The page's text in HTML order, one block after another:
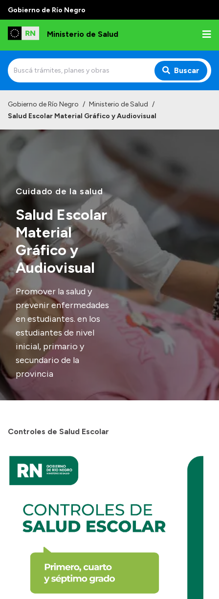
Gobierno de Río Negro
Ministerio de Salud
Buscar
Normativa y Funciones
Consejos locales
Transparencia
Presupuesto
Boletín Oficial
Compras y licitaciones
Consulta de expedientes
Consulta de pago a proveedores
Convocatorias
Intranet
Login
Gobierno de Río Negro / Ministerio de Salud /
Salud Escolar Material Gráfico y Audiovisual
Cuidado de la salud
Salud Escolar
Material
Gráfico y
Audiovisual
Promover la salud y
prevenir enfermedades
en estudiantes. en los
estudiantes de nivel
inicial, primario y
secundario de la
provincia
Controles de Salud Escolar